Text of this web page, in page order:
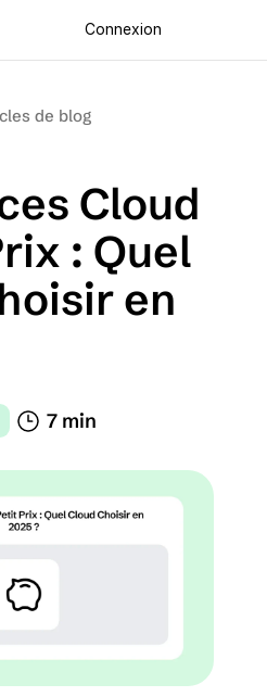
Connexion
de blog
7 min
Cloud
: Quel
en